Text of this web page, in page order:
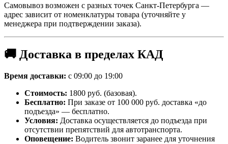
Самовывоз возможен с разных точек Санкт-Петербурга —
адрес зависит от номенклатуры товара (уточняйте у
менеджера при подтверждении заказа).
🚚 Доставка в пределах КАД
Время доставки: с 09:00 до 19:00
Стоимость: 1800 руб. (базовая).
Бесплатно: При заказе от 100 000 руб. доставка «до
подъезда» — бесплатно.
Условия: Доставка осуществляется до подъезда при
отсутствии препятствий для автотранспорта.
Оповещение: Водитель звонит заранее для уточнения